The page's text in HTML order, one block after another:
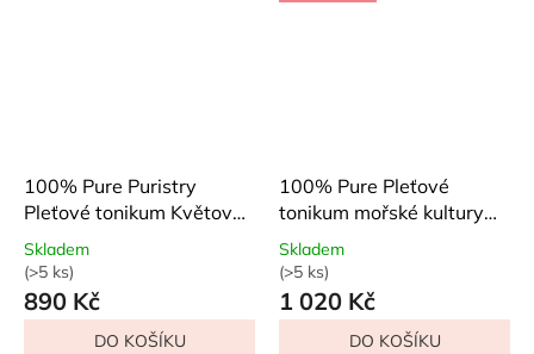
100% Pure Puristry
Pleťové tonikum Květová
voda 118 ml
Průměrné
hodnocení
produktu
Skladem
(>5 ks)
890 Kč
DO KOŠÍKU
100% Pure Pleťové
tonikum mořské kultury
118 ml
Průměrné
hodnocení
produktu
Skladem
(>5 ks)
1 020 Kč
DO KOŠÍKU